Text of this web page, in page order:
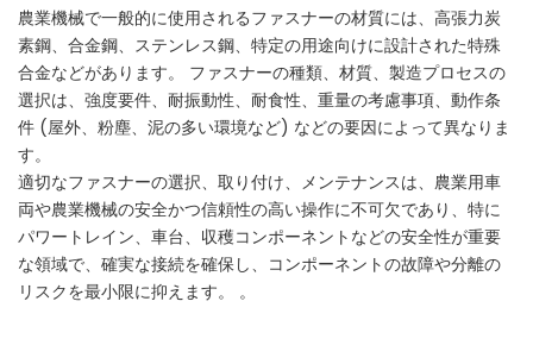
農業機械で一般的に使用されるファスナーの材質には、高張力炭
素鋼、合金鋼、ステンレス鋼、特定の用途向けに設計された特殊
合金などがあります。 ファスナーの種類、材質、製造プロセスの
選択は、強度要件、耐振動性、耐食性、重量の考慮事項、動作条
件 (屋外、粉塵、泥の多い環境など) などの要因によって異なりま
す。
適切なファスナーの選択、取り付け、メンテナンスは、農業用車
両や農業機械の安全かつ信頼性の高い操作に不可欠であり、特に
パワートレイン、車台、収穫コンポーネントなどの安全性が重要
な領域で、確実な接続を確保し、コンポーネントの故障や分離の
リスクを最小限に抑えます。 。